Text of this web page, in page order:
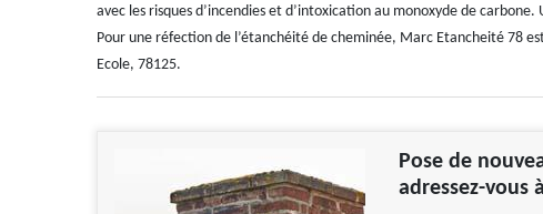
avec les risques d’incendies et d’intoxication au monoxyde de
Pour une réfection de l’étanchéité de cheminée, Marc Etancheité 78
Ecole, 78125.
Pose de
adressez-vous